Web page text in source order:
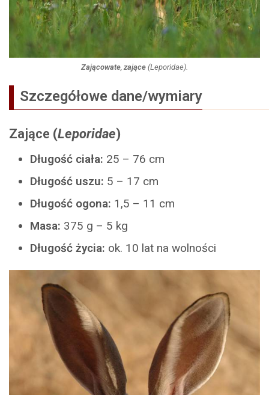
Zającowate, zające (Leporidae).
Szczegółowe dane/wymiary
Zające (Leporidae)
Długość ciała: 25 – 76 cm
Długość uszu: 5 – 17 cm
Długość ogona: 1,5 – 11 cm
Masa: 375 g – 5 kg
Długość życia: ok. 10 lat na wolności